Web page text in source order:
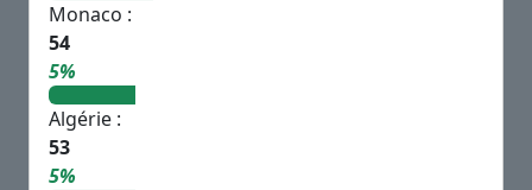
Monaco :
54
5%
Algérie :
53
5%